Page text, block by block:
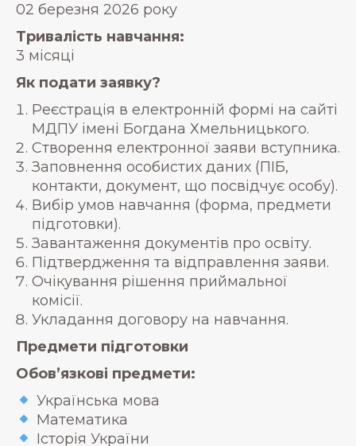
02 березня 2026 року
Тривалість навчання:
3 місяці
Як подати заявку?
Реєстрація в електронній формі на сайті
МДПУ імені Богдана Хмельницького.
Створення електронної заяви вступника.
Заповнення особистих даних (ПІБ,
контакти, документ, що посвідчує особу).
Вибір умов навчання (форма, предмети
підготовки).
Завантаження документів про освіту.
Підтвердження та відправлення заяви.
Очікування рішення приймальної
комісії.
Укладання договору на навчання.
Предмети підготовки
Обов’язкові предмети:
Українська мова
Математика
Історія України